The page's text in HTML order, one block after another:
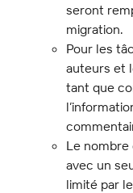
seront
migration.
Pour les
auteurs et
tant que
Le nombre
avec un
limité par